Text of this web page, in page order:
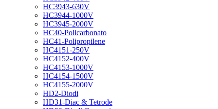
HC3943-630V
HC3944-1000V
HC3945-2000V
HC40-Policarbonato
HC41-Polipropilene
HC4151-250V
HC4152-400V
HC4153-1000V
HC4154-1500V
HC4155-2000V
HD2-Diodi
HD31-Diac & Tetrode